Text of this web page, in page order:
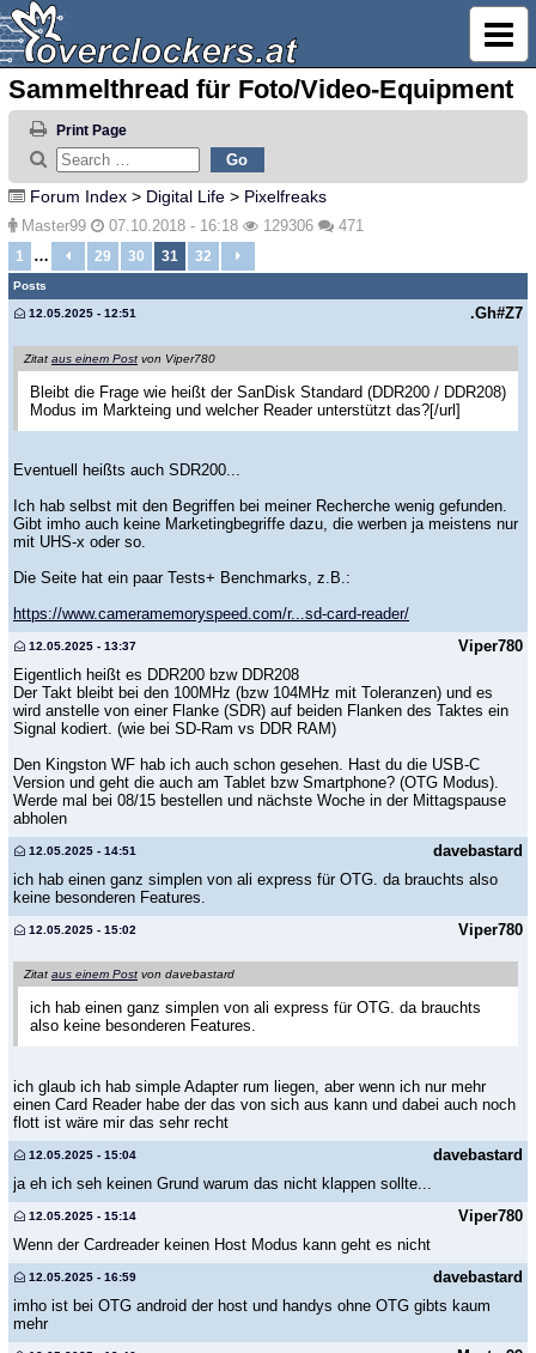
Sammelthread für Foto/Video-Equipment
Print Page
Forum Index > Digital Life > Pixelfreaks
Master99 07.10.2018 - 16:18 129306 471
1 … 29 30 31 32
Posts
.Gh#Z7
12.05.2025 - 12:51
Zitat aus einem Post von Viper780
Bleibt die Frage wie heißt der SanDisk Standard (DDR200 / DDR208)
Modus im Markteing und welcher Reader unterstützt das?[/url]
Eventuell heißts auch SDR200...
Ich hab selbst mit den Begriffen bei meiner Recherche wenig gefunden.
Gibt imho auch keine Marketingbegriffe dazu, die werben ja meistens nur
mit UHS-x oder so.
Die Seite hat ein paar Tests+ Benchmarks, z.B.:
https://www.cameramemoryspeed.com/r...sd-card-reader/
Viper780
12.05.2025 - 13:37
Eigentlich heißt es DDR200 bzw DDR208
Der Takt bleibt bei den 100MHz (bzw 104MHz mit Toleranzen) und es
wird anstelle von einer Flanke (SDR) auf beiden Flanken des Taktes ein
Signal kodiert. (wie bei SD-Ram vs DDR RAM)
Den Kingston WF hab ich auch schon gesehen. Hast du die USB-C
Version und geht die auch am Tablet bzw Smartphone? (OTG Modus).
Werde mal bei 08/15 bestellen und nächste Woche in der Mittagspause
abholen
davebastard
12.05.2025 - 14:51
ich hab einen ganz simplen von ali express für OTG. da brauchts also
keine besonderen Features.
Viper780
12.05.2025 - 15:02
Zitat aus einem Post von davebastard
ich hab einen ganz simplen von ali express für OTG. da brauchts
also keine besonderen Features.
ich glaub ich hab simple Adapter rum liegen, aber wenn ich nur mehr
einen Card Reader habe der das von sich aus kann und dabei auch noch
flott ist wäre mir das sehr recht
davebastard
12.05.2025 - 15:04
ja eh ich seh keinen Grund warum das nicht klappen sollte...
Viper780
12.05.2025 - 15:14
Wenn der Cardreader keinen Host Modus kann geht es nicht
davebastard
12.05.2025 - 16:59
imho ist bei OTG android der host und handys ohne OTG gibts kaum
mehr